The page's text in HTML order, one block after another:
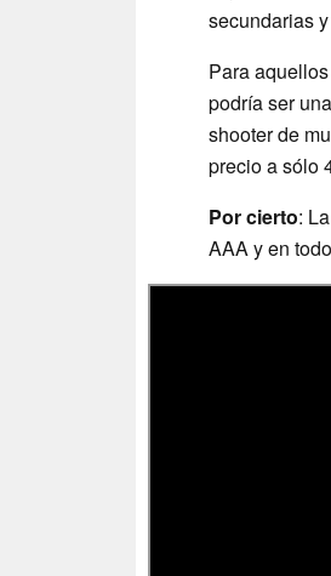
secundarias
Para
podría ser
shooter de
precio a sólo
Por cierto: La
AAA y en